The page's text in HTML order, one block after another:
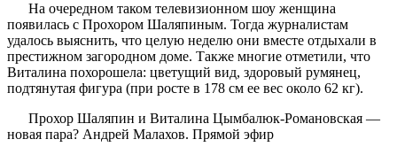
На очередном таком телевизионном шоу женщина
появилась с Прохором Шаляпиным. Тогда журналистам
удалось выяснить, что целую неделю они вместе отдыхали в
престижном загородном доме. Также многие отметили, что
Виталина похорошела: цветущий вид, здоровый румянец,
подтянутая фигура (при росте в 178 см ее вес около 62 кг).
Прохор Шаляпин и Виталина Цымбалюк-Романовская —
новая пара? Андрей Малахов. Прямой эфир